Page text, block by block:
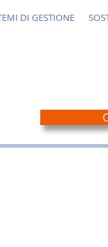
DI GESTIONE